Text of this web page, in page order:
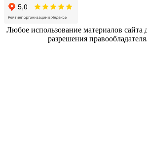
Любое использование материалов сайта
разрешения